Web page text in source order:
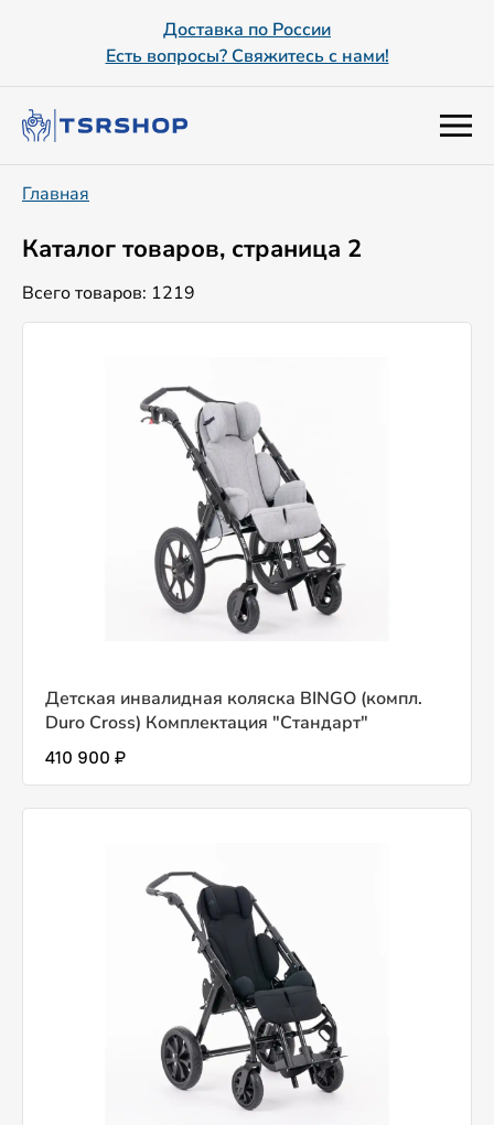
Доставка по России
Есть вопросы? Свяжитесь с нами!
Главная
Каталог товаров, страница 2
Всего товаров: 1219
Детская инвалидная коляска BINGO (компл.
Duro Cross) Комплектация "Стандарт"
410 900 ₽